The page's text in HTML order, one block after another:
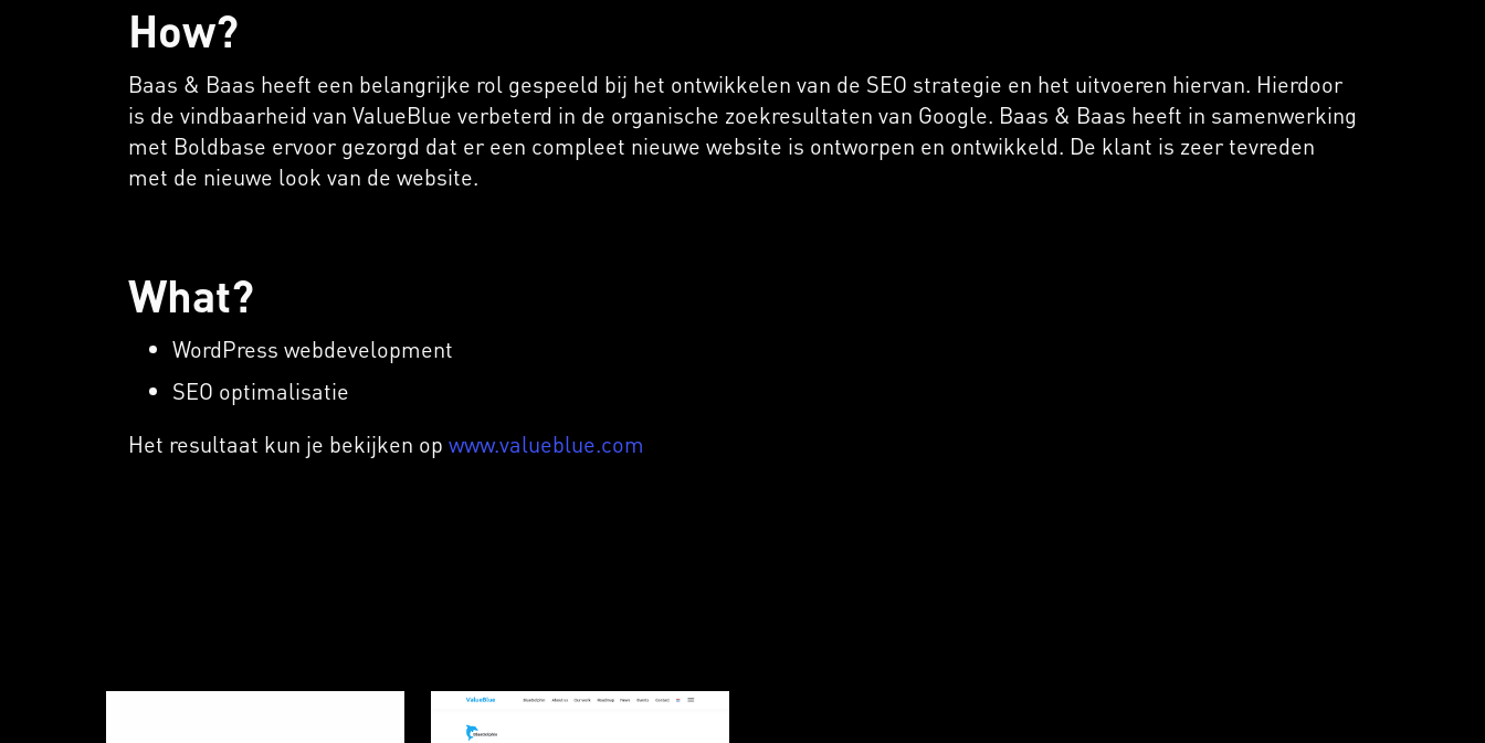
How?
Baas & Baas heeft een belangrijke rol gespeeld bij het ontwikkelen van de SEO strategie en het uitvoeren hiervan. Hierdoor
is de vindbaarheid van ValueBlue verbeterd in de organische zoekresultaten van Google. Baas & Baas heeft in samenwerking
met Boldbase ervoor gezorgd dat er een compleet nieuwe website is ontworpen en ontwikkeld. De klant is zeer tevreden
met de nieuwe look van de website.
What?
WordPress webdevelopment
SEO optimalisatie
Het resultaat kun je bekijken op www.valueblue.com